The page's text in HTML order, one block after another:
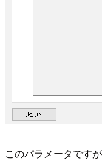
このパラメータです